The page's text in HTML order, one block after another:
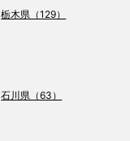
栃木県（129）
石川県（63）